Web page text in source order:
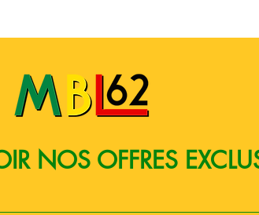
NOS OFFRES